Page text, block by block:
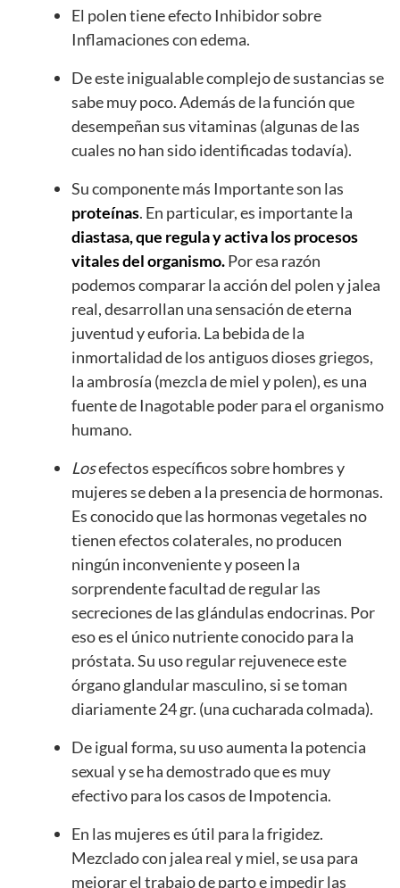
El polen tiene efecto Inhibidor sobre
Inflamaciones con edema.
De este inigualable complejo de sustancias se
sabe muy poco. Además de la función que
desempeñan sus vitaminas (algunas de las
cuales no han sido identificadas todavía).
Su componente más Importante son las
proteínas. En particular, es importante la
diastasa, que regula y activa los procesos
vitales del organismo.Por esa razón
podemos comparar la acción del polen y jalea
real, desarrollan una sensación de eterna
juventud y euforia. La bebida de la
inmortalidad de los antiguos dioses griegos,
la ambrosía (mezcla de miel y polen), es una
fuente de Inagotable poder para el organismo
humano.
Losefectos específicos sobre hombres y
mujeres se deben a la presencia de hormonas.
Es conocido que las hormonas vegetales no
tienen efectos colaterales, no producen
ningún inconveniente y poseen la
sorprendente facultad de regular las
secreciones de las glándulas endocrinas. Por
eso es el único nutriente conocido para la
próstata. Su uso regular rejuvenece este
órgano glandular masculino, si se toman
diariamente 24 gr. (una cucharada colmada).
De igual forma, su uso aumenta la potencia
sexual y se ha demostrado que es muy
efectivo para los casos de Impotencia.
En las mujeres es útil para la frigidez.
Mezclado con jalea real y miel, se usa para
mejorar el trabajo de parto e impedir las